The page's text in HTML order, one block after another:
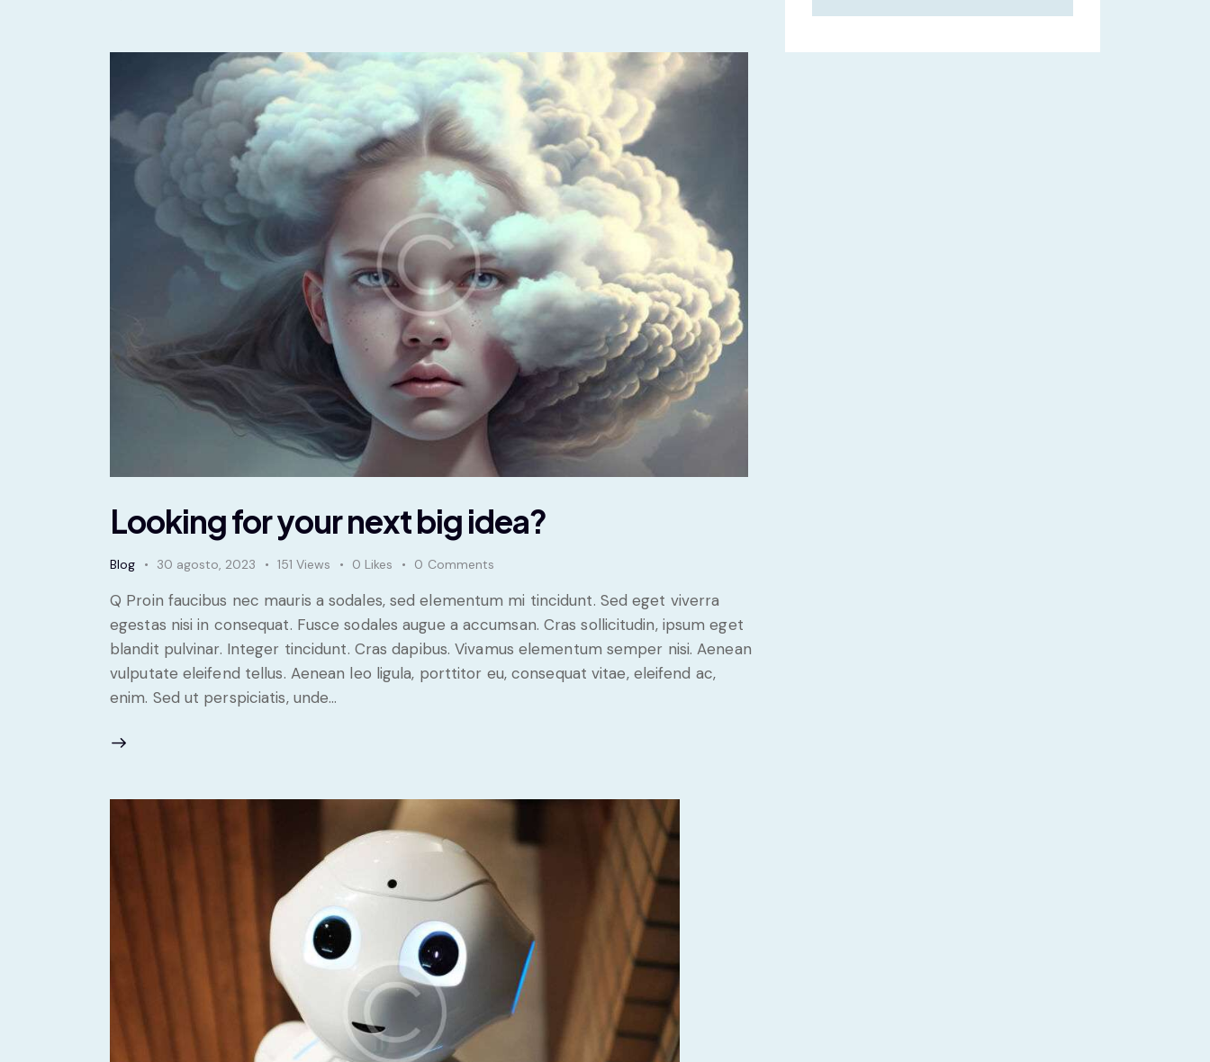
Looking for your next big idea?
Blog 30 agosto, 2023 151 Views 0 Likes 0 Comments
Q Proin faucibus nec mauris a sodales, sed elementum mi tincidunt. Sed eget viverra
egestas nisi in consequat. Fusce sodales augue a accumsan. Cras sollicitudin, ipsum eget
blandit pulvinar. Integer tincidunt. Cras dapibus. Vivamus elementum semper nisi. Aenean
vulputate eleifend tellus. Aenean leo ligula, porttitor eu, consequat vitae, eleifend ac,
enim. Sed ut perspiciatis, unde…